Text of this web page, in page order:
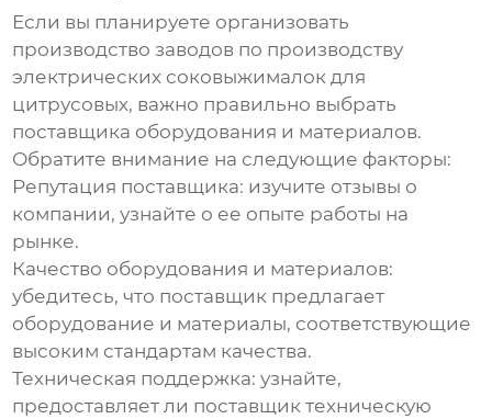
Если вы планируете организовать
производствозаводов по производству
электрических соковыжималок для
цитрусовых, важно правильно выбрать
поставщика оборудования и материалов.
Обратите внимание на следующие факторы:
Репутация поставщика: изучите отзывы о
компании, узнайте о ее опыте работы на
рынке.
Качество оборудования и материалов:
убедитесь, что поставщик предлагает
оборудование и материалы, соответствующие
высоким стандартам качества.
Техническая поддержка: узнайте,
предоставляет ли поставщик техническую